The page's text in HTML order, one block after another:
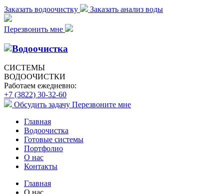
Заказать водоочистку Заказать анализ воды
Перезвонить мне
СИСТЕМЫ
ВОДООЧИСТКИ
Работаем ежедневно:
+7 (3822) 30-32-60
Обсудить задачу Перезвоните мне
Главная
Водоочистка
Готовые системы
Портфолио
О нас
Контакты
Главная